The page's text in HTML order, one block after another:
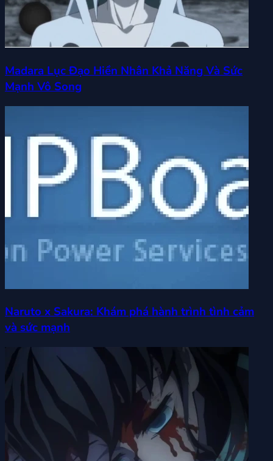
Madara Lục Đạo Hiền Nhân Khả Năng Và Sức
Mạnh Vô Song
Naruto x Sakura: Khám phá hành trình tình cảm
và sức mạnh